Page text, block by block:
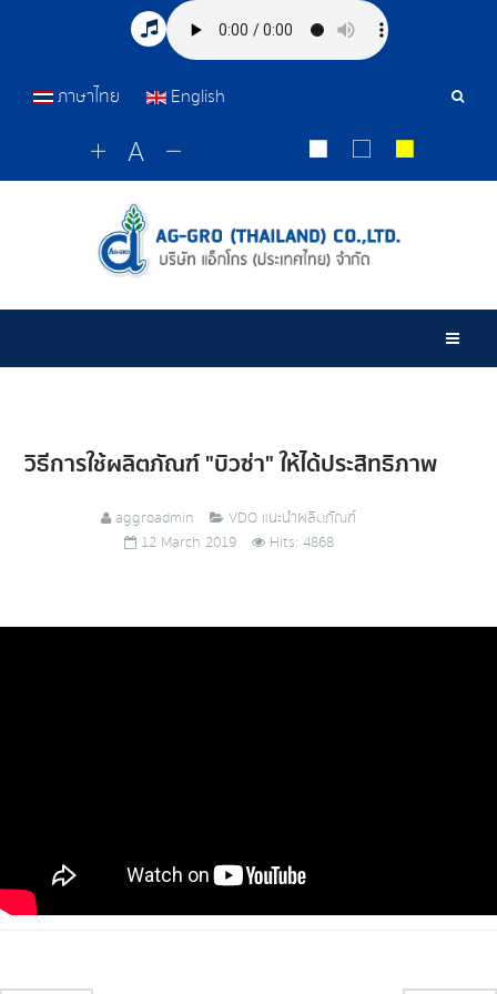
ภาษาไทย English
วิธีการใช้ผลิตภัณฑ์ "บิวซ่า" ให้ได้ประสิทธิภาพ
aggroadmin
VDO แนะนำผลิตภัณฑ์
12 March 2019
Hits: 4868